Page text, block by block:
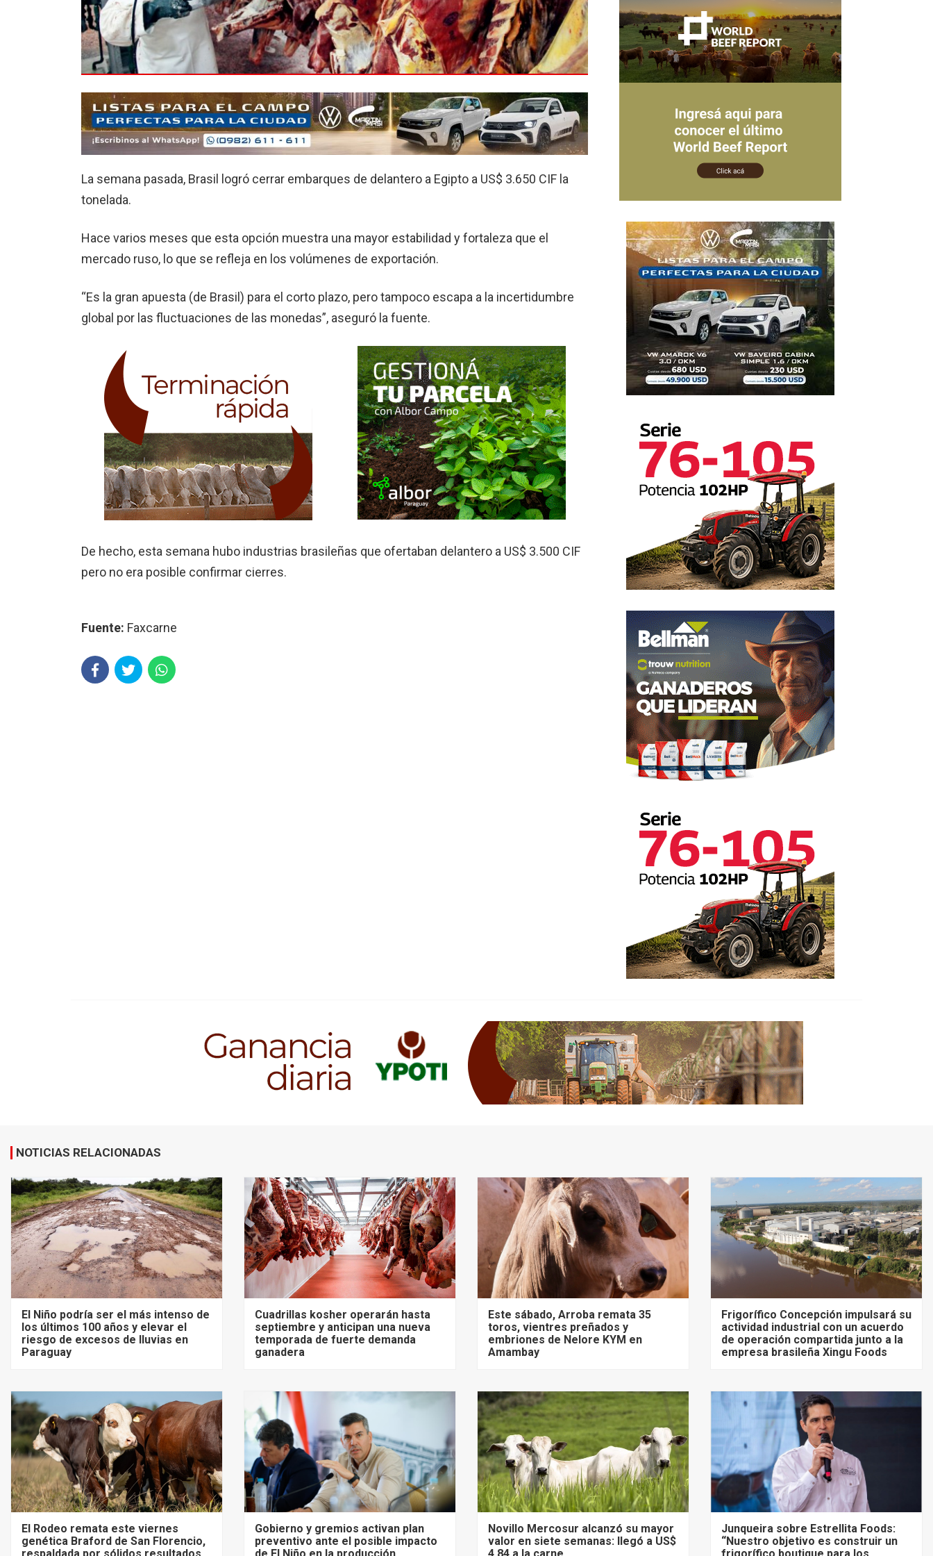
La semana pasada, Brasil logró cerrar embarques de delantero a Egipto a US$ 3.650 CIF la
tonelada.
Hace varios meses que esta opción muestra una mayor estabilidad y fortaleza que el
mercado ruso, lo que se refleja en los volúmenes de exportación.
“Es la gran apuesta (de Brasil) para el corto plazo, pero tampoco escapa a la incertidumbre
global por las fluctuaciones de las monedas”, aseguró la fuente.
De hecho, esta semana hubo industrias brasileñas que ofertaban delantero a US$ 3.500 CIF
pero no era posible confirmar cierres.
Fuente: Faxcarne
NOTICIAS RELACIONADAS
El Niño podría ser el más intenso de
los últimos 100 años y elevar el
riesgo de excesos de lluvias en
Paraguay
Cuadrillas kosher operarán hasta
septiembre y anticipan una nueva
temporada de fuerte demanda
ganadera
Este sábado, Arroba remata 35
toros, vientres preñados y
embriones de Nelore KYM en
Amambay
Frigorífico Concepción impulsará su
actividad industrial con un acuerdo
de operación compartida junto a la
empresa brasileña Xingu Foods
El Rodeo remata este viernes
genética Braford de San Florencio,
respaldada por sólidos resultados
Gobierno y gremios activan plan
preventivo ante el posible impacto
de El Niño en la producción
Novillo Mercosur alcanzó su mayor
valor en siete semanas: llegó a US$
4,84 a la carne
Junqueira sobre Estrellita Foods:
“Nuestro objetivo es construir un
frigorífico boutique para los